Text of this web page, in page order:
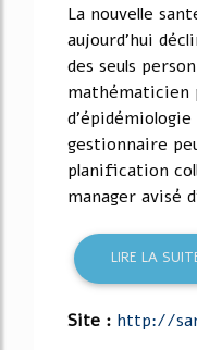
La nouvelle
aujourd'hui
des seuls
mathématicien
gestionnaire
planification
manager avisé
LIRE LA
Site : http://